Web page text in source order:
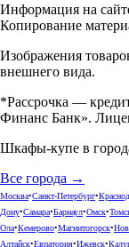
Информация на
Копирование
Изображения
внешнего вида.
*Рассрочка —
Финанс Банк».
Шкафы-купе в
Все города →
Москва•Санкт-Петербург•
Дону•Самара•Барнаул•Омск•
Ола•Кемерово•Магнитогорск•
Алтайск•Евпатория•Ижевск•